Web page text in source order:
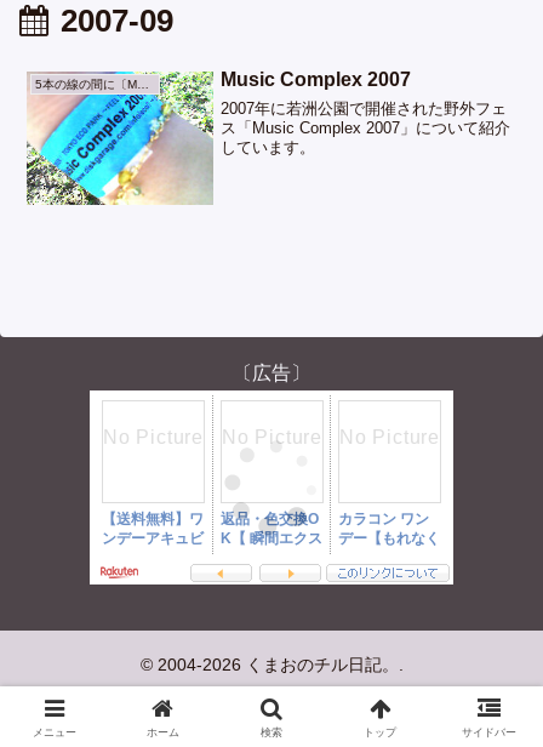
2007-09
5本の線の間に〔Music〕 Music Complex 2007
2007年に若洲公園で開催された野外フェ
ス「Music Complex 2007」について紹介
しています。
〔広告〕
© 2004-2026 くまおのチル日記。.
メニュー ホーム 検索 トップ サイドバー